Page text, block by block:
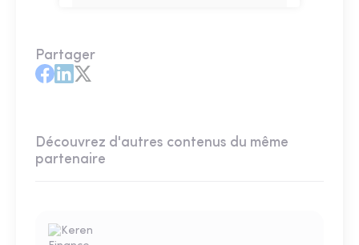
Partager
Découvrez d'autres contenus du même
partenaire